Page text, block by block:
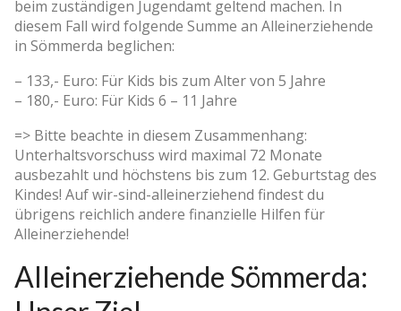
beim zuständigen Jugendamt geltend machen. In
diesem Fall wird folgende Summe an Alleinerziehende
in Sömmerda beglichen:
– 133,- Euro: Für Kids bis zum Alter von 5 Jahre
– 180,- Euro: Für Kids 6 – 11 Jahre
=> Bitte beachte in diesem Zusammenhang:
Unterhaltsvorschuss wird maximal 72 Monate
ausbezahlt und höchstens bis zum 12. Geburtstag des
Kindes! Auf wir-sind-alleinerziehend findest du
übrigens reichlich andere finanzielle Hilfen für
Alleinerziehende!
Alleinerziehende Sömmerda: